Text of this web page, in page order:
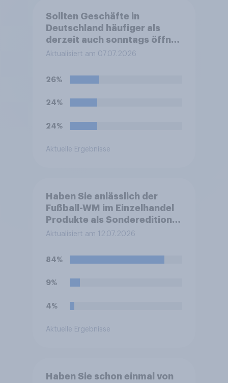
Sollten Geschäfte in
Deutschland häufiger als
derzeit auch sonntags öffnen
dürfen?
Aktualisiert am 07.07.2026
26%
24%
24%
Aktuelle Ergebnisse
Haben Sie anlässlich der
Fußball-WM im Einzelhandel
Produkte als Sonderedition
oder Limited Edition (z. B. mit
spezieller Verpackung oder
WM-Design) gekauft?
Aktualisiert am 12.07.2026
84%
9%
4%
Aktuelle Ergebnisse
Haben Sie schon einmal von